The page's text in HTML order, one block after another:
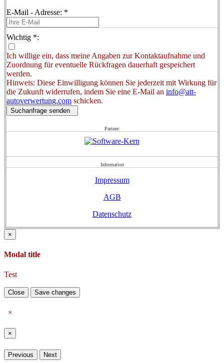
E-Mail - Adresse: *
Wichtig *:
Ich willige ein, dass meine Angaben zur Kontaktaufnahme und
Zuordnung für eventuelle Rückfragen dauerhaft gespeichert
werden.
Hinweis: Diese Einwilligung können Sie jederzeit mit Wirkung für
die Zukunft widerrufen, indem Sie eine E-Mail an info@att-
autoverwertung.com schicken.
Suchanfrage senden
Partner:
Information
Impressum
AGB
Datenschutz
×
Modal title
Test
Close Save changes
×
×
Previous Next